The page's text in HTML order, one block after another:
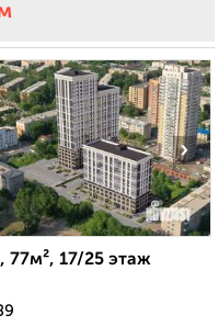
›
77м², 17/25 этаж